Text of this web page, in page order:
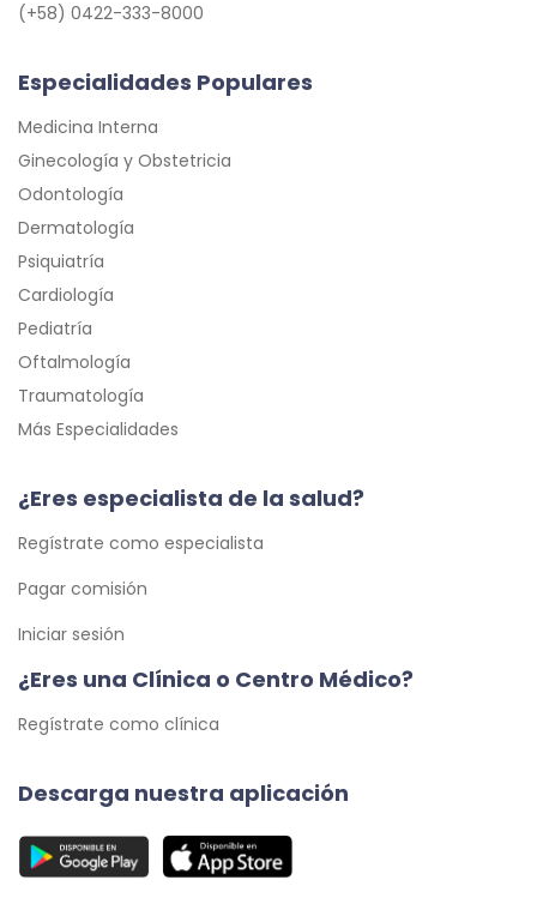
(+58) 0422-333-8000
Especialidades Populares
Medicina Interna
Ginecología y Obstetricia
Odontología
Dermatología
Psiquiatría
Cardiología
Pediatría
Oftalmología
Traumatología
Más Especialidades
¿Eres especialista de la salud?
Regístrate como especialista
Pagar comisión
Iniciar sesión
¿Eres una Clínica o Centro Médico?
Regístrate como clínica
Descarga nuestra aplicación